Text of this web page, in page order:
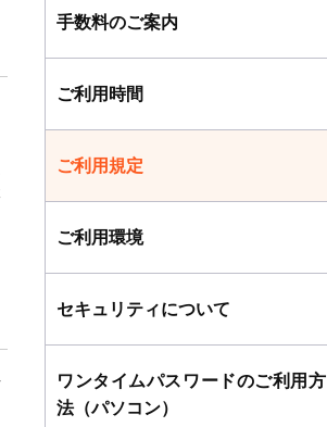
手数料のご案内
ご利用時間
ご利用規定
ご利用環境
セキュリティについて
ワンタイムパスワードのご利用方
法（パソコン）